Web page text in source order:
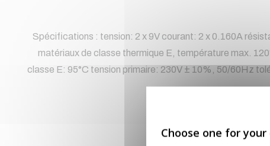
Spécifications : tension: 2 x 9V courant: 2 x 0.160A
matériaux de classe thermique E, température max.
classe E: 95°C tension primaire: 230V ± 10%, 50/60Hz